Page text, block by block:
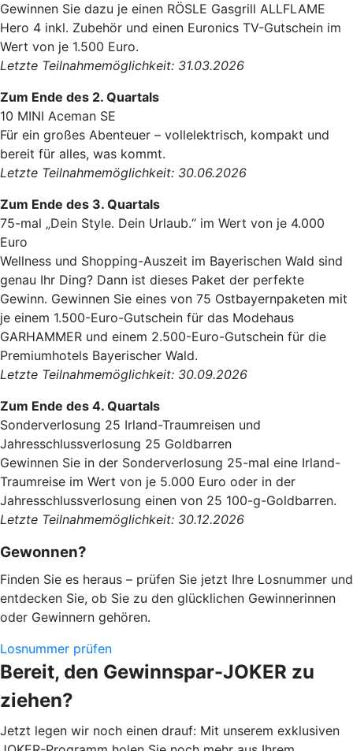
Gewinnen Sie dazu je einen RÖSLE Gasgrill ALLFLAME
Hero 4 inkl. Zubehör und einen Euronics TV-Gutschein im
Wert von je 1.500 Euro.
Letzte Teilnahmemöglichkeit: 31.03.2026
Zum Ende des 2. Quartals
10 MINI Aceman SE
Für ein großes Abenteuer – vollelektrisch, kompakt und
bereit für alles, was kommt.
Letzte Teilnahmemöglichkeit: 30.06.2026
Zum Ende des 3. Quartals
75-mal „Dein Style. Dein Urlaub.“ im Wert von je 4.000
Euro
Wellness und Shopping-Auszeit im Bayerischen Wald sind
genau Ihr Ding? Dann ist dieses Paket der perfekte
Gewinn. Gewinnen Sie eines von 75 Ostbayernpaketen mit
je einem 1.500-Euro-Gutschein für das Modehaus
GARHAMMER und einem 2.500-Euro-Gutschein für die
Premiumhotels Bayerischer Wald.
Letzte Teilnahmemöglichkeit: 30.09.2026
Zum Ende des 4. Quartals
Sonderverlosung 25 Irland-Traumreisen und
Jahresschlussverlosung 25 Goldbarren
Gewinnen Sie in der Sonderverlosung 25-mal eine Irland-
Traumreise im Wert von je 5.000 Euro oder in der
Jahresschlussverlosung einen von 25 100-g-Goldbarren.
Letzte Teilnahmemöglichkeit: 30.12.2026
Gewonnen?
Finden Sie es heraus – prüfen Sie jetzt Ihre Losnummer und
entdecken Sie, ob Sie zu den glücklichen Gewinnerinnen
oder Gewinnern gehören.
Losnummer prüfen
Bereit, den Gewinnspar-JOKER zu
ziehen?
Jetzt legen wir noch einen drauf: Mit unserem exklusiven